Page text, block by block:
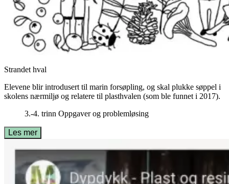
Strandet hval
Elevene blir introdusert til marin forsøpling, og skal plukke søppel i
skolens nærmiljø og relatere til plasthvalen (som ble funnet i 2017).
3.-4. trinn Oppgaver og problemløsing
Les mer